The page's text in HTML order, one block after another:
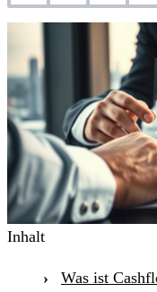
Inhalt
Was ist